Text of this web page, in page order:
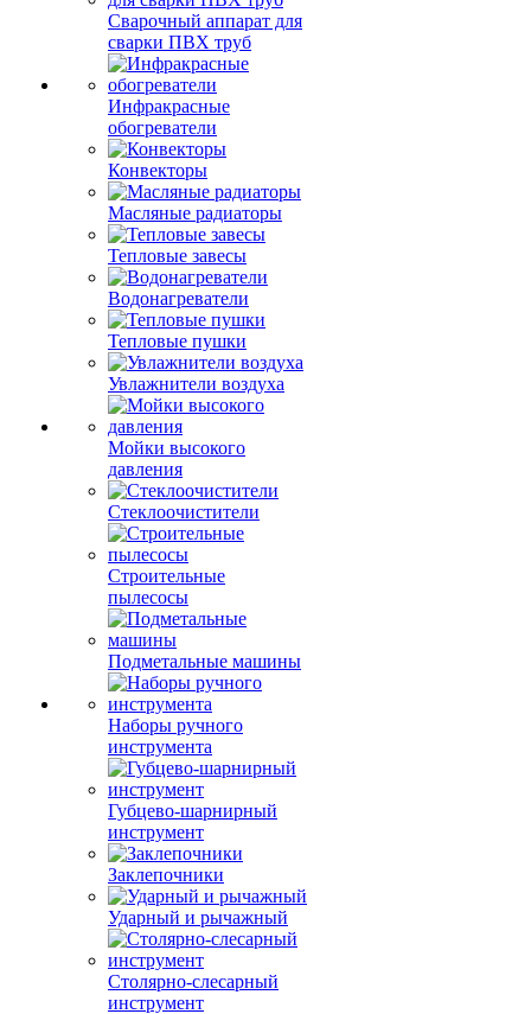
Сварочный аппарат для
сварки ПВХ труб
Инфракрасные
обогреватели
Конвекторы
Масляные радиаторы
Тепловые завесы
Водонагреватели
Тепловые пушки
Увлажнители воздуха
Мойки высокого
давления
Стеклоочистители
Строительные
пылесосы
Подметальные машины
Наборы ручного
инструмента
Губцево-шарнирный
инструмент
Заклепочники
Ударный и рычажный
Столярно-слесарный
инструмент